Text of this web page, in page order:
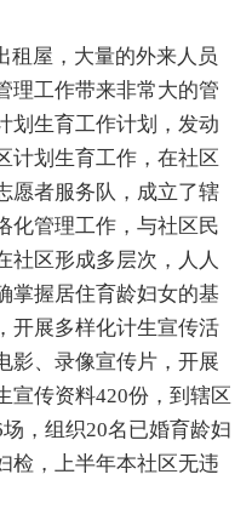
屋，大量的外来人员
理工作带来非常大的管
划生育工作计划，发动
计划生育工作，在社区
愿者服务队，成立了辖
化管理工作，与社区民
社区形成多层次，人人
掌握居住育龄妇女的基
开展多样化计生宣传活
影、录像宣传片，开展
宣传资料420份，到辖区
，组织20名已婚育龄妇
检，上半年本社区无违